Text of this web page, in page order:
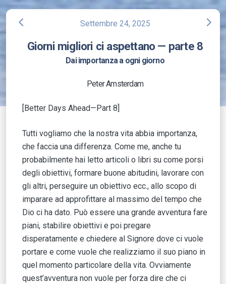
arrow_back_ios Settembre 24, 2025 arrow_forward_ios
Giorni migliori ci aspettano — parte 8
Dai importanza a ogni giorno
Peter Amsterdam
[Better Days Ahead—Part 8]
Tutti vogliamo che la nostra vita abbia importanza,
che faccia una differenza. Come me, anche tu
probabilmente hai letto articoli o libri su come porsi
degli obiettivi, formare buone abitudini, lavorare con
gli altri, perseguire un obiettivo ecc., allo scopo di
imparare ad approfittare al massimo del tempo che
Dio ci ha dato. Può essere una grande avventura fare
piani, stabilire obiettivi e poi pregare
disperatamente e chiedere al Signore dove ci vuole
portare e come vuole che realizziamo il suo piano in
quel momento particolare della vita. Ovviamente
quest’avventura non vuole per forza dire che ci